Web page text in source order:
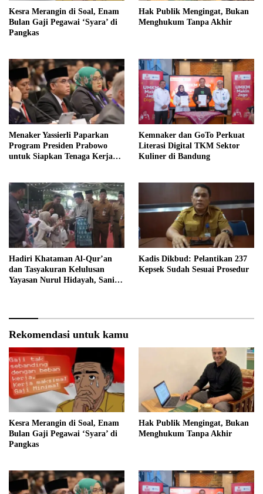
Kesra Merangin di Soal, Enam
Bulan Gaji Pegawai ‘Syara’ di
Pangkas
Hak Publik Mengingat, Bukan
Menghukum Tanpa Akhir
Menaker Yassierli Paparkan
Program Presiden Prabowo
untuk Siapkan Tenaga Kerja
Kemnaker dan GoTo Perkuat
Literasi Digital TKM Sektor
Kuliner di Bandung
Hadiri Khataman Al-Qur’an
dan Tasyakuran Kelulusan
Yayasan Nurul Hidayah, Sani
Kadis Dikbud: Pelantikan 237
Kepsek Sudah Sesuai Prosedur
Rekomendasi untuk kamu
Kesra Merangin di Soal, Enam
Bulan Gaji Pegawai ‘Syara’ di
Pangkas
Hak Publik Mengingat, Bukan
Menghukum Tanpa Akhir